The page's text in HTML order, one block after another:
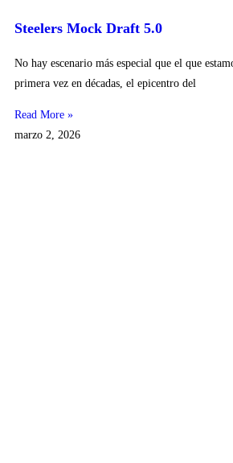
Steelers Mock Draft 5.0
No hay escenario más especial que el que
primera vez en décadas, el epicentro del
Read More »
marzo 2, 2026